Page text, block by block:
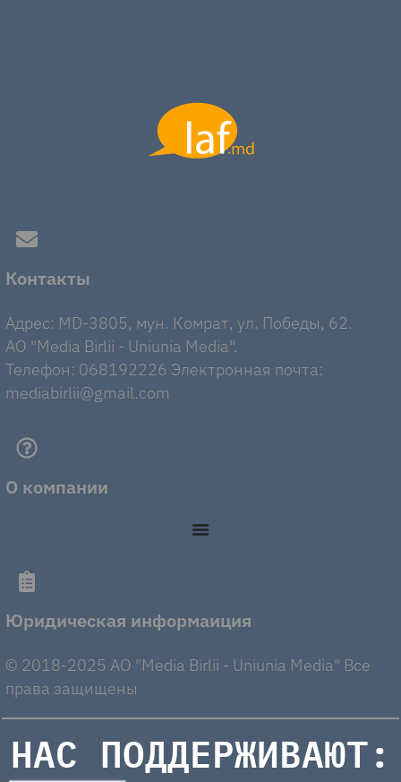
Контакты
Адрес: MD-3805, мун. Комрат, ул. Победы, 62.
AO "Media Birlii - Uniunia Media".
Телефон: 068192226 Электронная почта:
mediabirlii@gmail.com
О компании
Юридическая информаиция
© 2018-2025 AO "Media Birlii - Uniunia Media" Все
права защищены
НАС ПОДДЕРЖИВАЮТ: